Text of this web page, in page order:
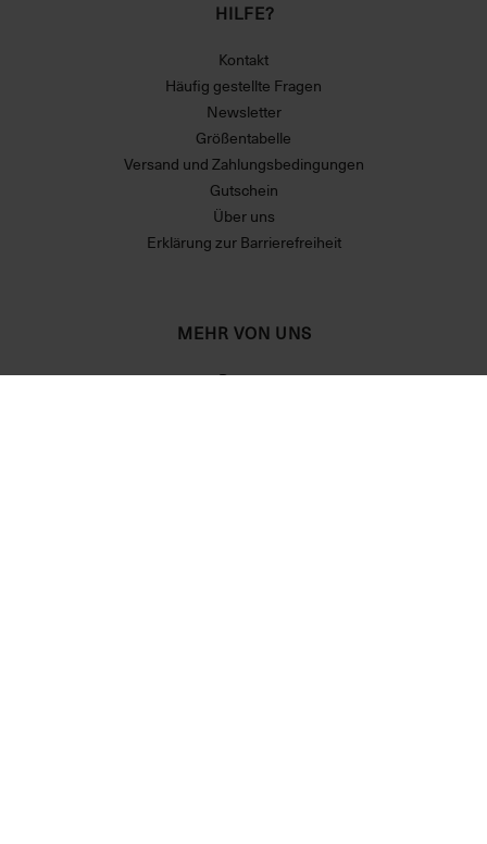
HILFE?
Kontakt
Häufig gestellte Fragen
Newsletter
Größentabelle
Versand und Zahlungsbedingungen
Gutschein
Über uns
Erklärung zur Barrierefreiheit
MEHR VON UNS
Partner